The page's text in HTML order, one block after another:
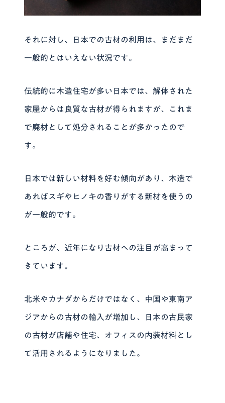
それに対し、日本での古材の利用は、まだまだ
一般的とはいえない状況です。
伝統的に木造住宅が多い日本では、解体された
家屋からは良質な古材が得られますが、これま
で廃材として処分されることが多かったので
す。
日本では新しい材料を好む傾向があり、木造で
あればスギやヒノキの香りがする新材を使うの
が一般的です。
ところが、近年になり古材への注目が高まって
きています。
北米やカナダからだけではなく、中国や東南ア
ジアからの古材の輸入が増加し、日本の古民家
の古材が店舗や住宅、オフィスの内装材料とし
て活用されるようになりました。